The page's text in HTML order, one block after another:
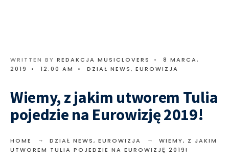
WRITTEN BY REDAKCJA MUSICLOVERS •
8 MARCA,
2019
• 12:00 AM • DZIAŁ NEWS, EUROWIZJA
Wiemy, z jakim utworem Tulia
pojedzie na Eurowizję 2019!
HOME DZIAŁ NEWS, EUROWIZJA
WIEMY, Z JAKIM
UTWOREM TULIA POJEDZIE NA EUROWIZJĘ 2019!